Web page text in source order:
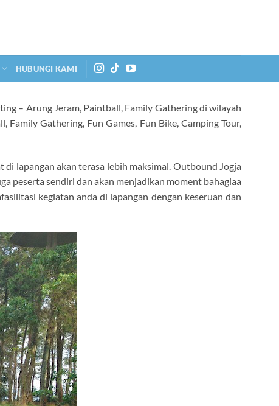
HUBUNGI KAMI
– Arung Jeram, Paintball, Family Gathering di wilayah
Gathering, Fun Games, Fun Bike, Camping Tour,
lapangan akan terasa lebih maksimal. Outbound Jogja
peserta sendiri dan akan menjadikan moment bahagiaa
kegiatan anda di lapangan dengan keseruan dan